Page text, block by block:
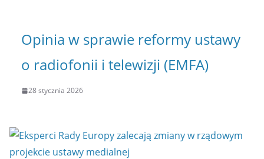
Opinia w sprawie reformy ustawy
o radiofonii i telewizji (EMFA)
28 stycznia 2026